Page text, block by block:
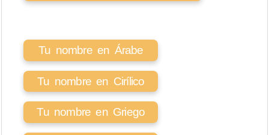
Tu nombre en Árabe
Tu nombre en Cirílico
Tu nombre en Griego